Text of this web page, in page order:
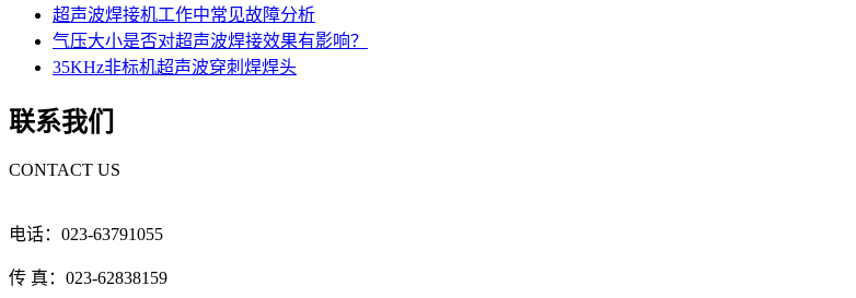
超声波焊接机工作中常见故障分析
气压大小是否对超声波焊接效果有影响？
35KHz非标机超声波穿刺焊焊头
联系我们
CONTACT US
电话：023-63791055
传 真：023-62838159